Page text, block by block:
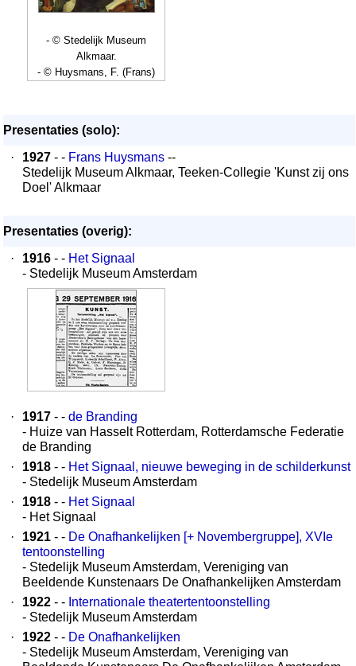
- © Stedelijk Museum
Alkmaar.
- © Huysmans, F. (Frans)
Presentaties (solo):
·
1927 - - Frans Huysmans --
Stedelijk Museum Alkmaar, Teeken-Collegie 'Kunst zij ons
Doel' Alkmaar
Presentaties (overig):
·
1916 - - Het Signaal
- Stedelijk Museum Amsterdam
· 1917 - - de Branding
- Huize van Hasselt Rotterdam, Rotterdamsche Federatie
de Branding
·
1918 - - Het Signaal, nieuwe beweging in de schilderkunst
- Stedelijk Museum Amsterdam
·
1918 - - Het Signaal
- Het Signaal
·
1921 - - De Onafhankelijken [+ Novembergruppe], XVIe
tentoonstelling
- Stedelijk Museum Amsterdam, Vereniging van
Beeldende Kunstenaars De Onafhankelijken Amsterdam
·
1922 - - Internationale theatertentoonstelling
- Stedelijk Museum Amsterdam
·
1922 - - De Onafhankelijken
- Stedelijk Museum Amsterdam, Vereniging van